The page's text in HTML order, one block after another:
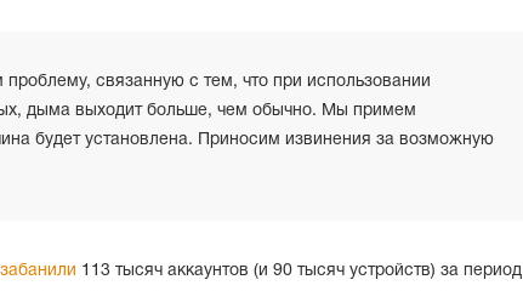
связанную с тем, что при использовании
дыма выходит больше, чем обычно. Мы примем
будет установлена. Приносим извинения за возможную
забанили 113 тысяч аккаунтов (и 90 тысяч устройств) за период